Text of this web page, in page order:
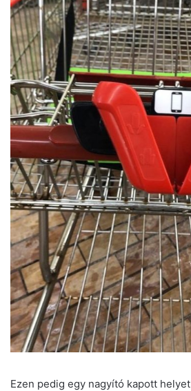
Ezen pedig egy nagyító kapott helyet